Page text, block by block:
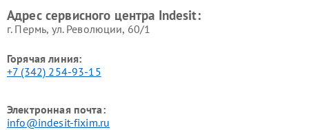
Адрес сервисного центра Indesit:
г. Пермь, ул. ​Революции, 60/1
Горячая линия:
+7 (342) 254-93-15
Электронная почта:
info@indesit-fixim.ru